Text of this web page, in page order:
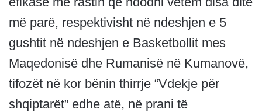
më parë, respektivisht në ndeshjen e 5
gushtit në ndeshjen e Basketbollit mes
Maqedonisë dhe Rumanisë në Kumanovë,
tifozët në kor bënin thirrje “Vdekje për
shqiptarët” edhe atë, në prani të